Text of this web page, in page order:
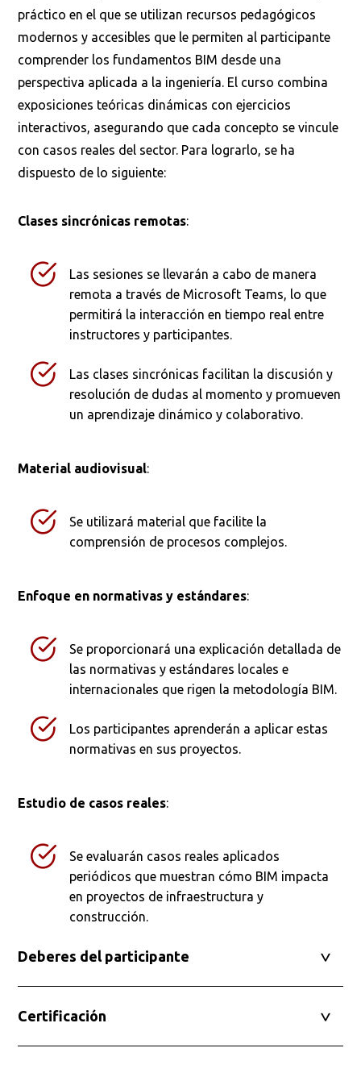
práctico en el que se utilizan recursos pedagógicos
modernos y accesibles que le permiten al participante
comprender los fundamentos BIM desde una
perspectiva aplicada a la ingeniería. El curso combina
exposiciones teóricas dinámicas con ejercicios
interactivos, asegurando que cada concepto se vincule
con casos reales del sector. Para lograrlo, se ha
dispuesto de lo siguiente:
Clases sincrónicas remotas:
Las sesiones se llevarán a cabo de manera
remota a través de Microsoft Teams, lo que
permitirá la interacción en tiempo real entre
instructores y participantes.
Las clases sincrónicas facilitan la discusión y
resolución de dudas al momento y promueven
un aprendizaje dinámico y colaborativo.
Material audiovisual:
Se utilizará material que facilite la
comprensión de procesos complejos.
Enfoque en normativas y estándares:
Se proporcionará una explicación detallada de
las normativas y estándares locales e
internacionales que rigen la metodología BIM.
Los participantes aprenderán a aplicar estas
normativas en sus proyectos.
Estudio de casos reales:
Se evaluarán casos reales aplicados
periódicos que muestran cómo BIM impacta
en proyectos de infraestructura y
construcción.
Deberes del participante
Certificación